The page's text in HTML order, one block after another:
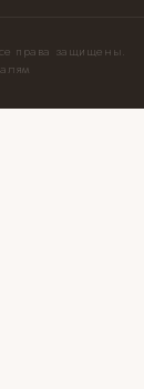
права защищены.